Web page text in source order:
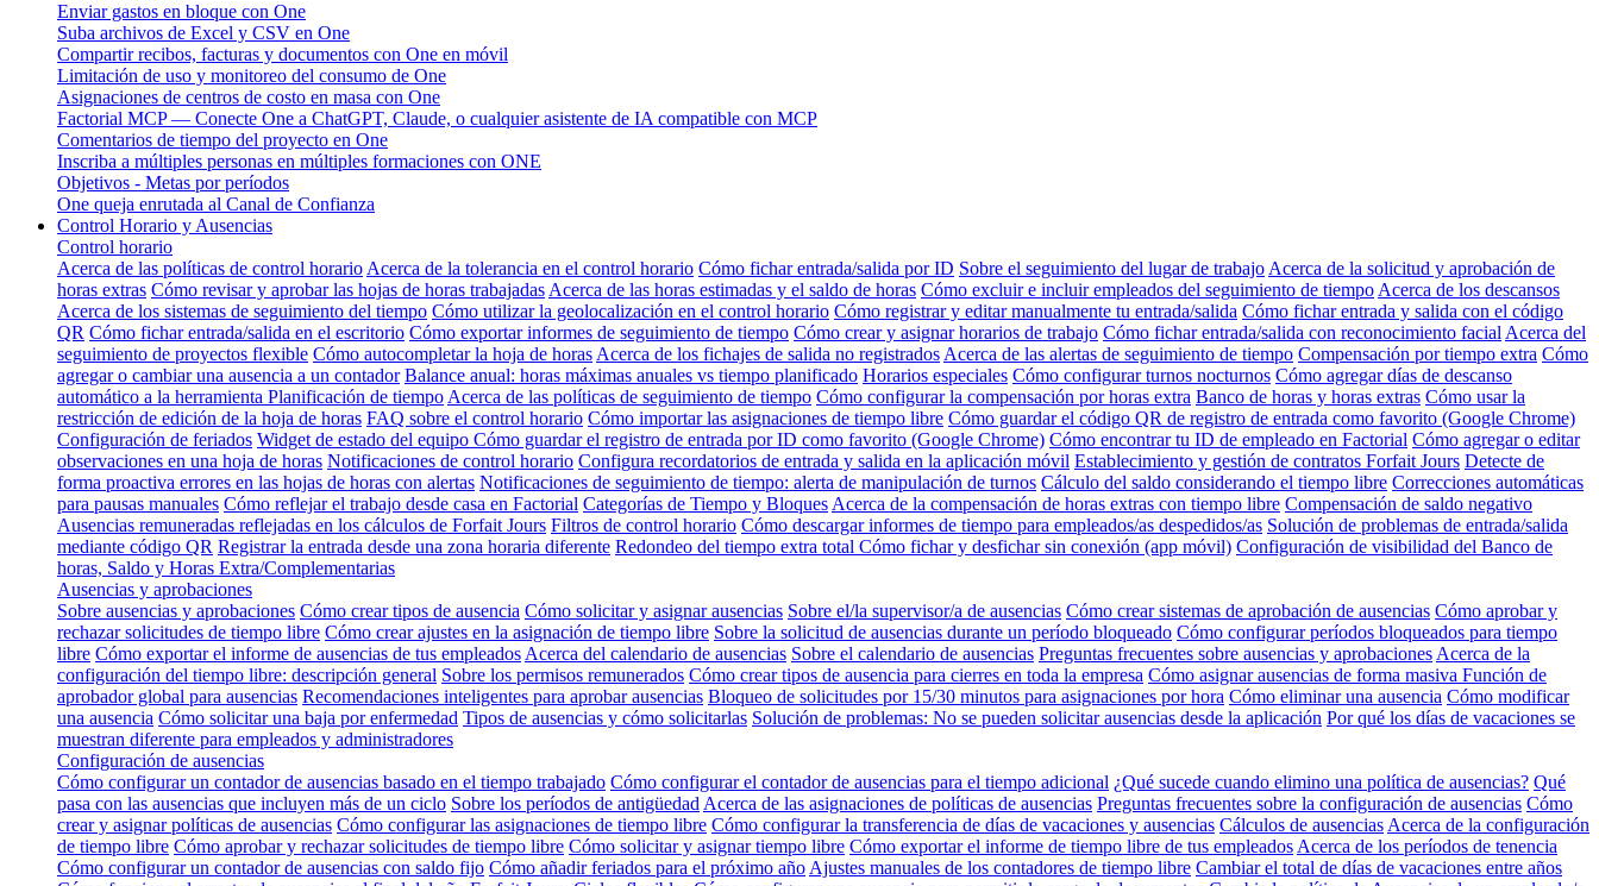
Enviar gastos en bloque con One
Suba archivos de Excel y CSV en One
Compartir recibos, facturas y documentos con One en móvil
Limitación de uso y monitoreo del consumo de One
Asignaciones de centros de costo en masa con One
Factorial MCP — Conecte One a ChatGPT, Claude, o cualquier asistente de IA compatible con MCP
Comentarios de tiempo del proyecto en One
Inscriba a múltiples personas en múltiples formaciones con ONE
Objetivos - Metas por períodos
One queja enrutada al Canal de Confianza
Control Horario y Ausencias
Control horario
Acerca de las políticas de control horario Acerca de la tolerancia en el control horario Cómo fichar entrada/salida por ID Sobre el seguimiento del lugar de trabajo Acerca de la solicitud y aprobación de
horas extras Cómo revisar y aprobar las hojas de horas trabajadas Acerca de las horas estimadas y el saldo de horas Cómo excluir e incluir empleados del seguimiento de tiempo Acerca de los descansos
Acerca de los sistemas de seguimiento del tiempo Cómo utilizar la geolocalización en el control horario Cómo registrar y editar manualmente tu entrada/salida Cómo fichar entrada y salida con el código
QR Cómo fichar entrada/salida en el escritorio Cómo exportar informes de seguimiento de tiempo Cómo crear y asignar horarios de trabajo Cómo fichar entrada/salida con reconocimiento facial Acerca del
seguimiento de proyectos flexible Cómo autocompletar la hoja de horas Acerca de los fichajes de salida no registrados Acerca de las alertas de seguimiento de tiempo Compensación por tiempo extra Cómo
agregar o cambiar una ausencia a un contador Balance anual: horas máximas anuales vs tiempo planificado Horarios especiales Cómo configurar turnos nocturnos Cómo agregar días de descanso
automático a la herramienta Planificación de tiempo Acerca de las políticas de seguimiento de tiempo Cómo configurar la compensación por horas extra Banco de horas y horas extras Cómo usar la
restricción de edición de la hoja de horas FAQ sobre el control horario Cómo importar las asignaciones de tiempo libre Cómo guardar el código QR de registro de entrada como favorito (Google Chrome)
Configuración de feriados Widget de estado del equipo Cómo guardar el registro de entrada por ID como favorito (Google Chrome) Cómo encontrar tu ID de empleado en Factorial Cómo agregar o editar
observaciones en una hoja de horas Notificaciones de control horario Configura recordatorios de entrada y salida en la aplicación móvil Establecimiento y gestión de contratos Forfait Jours Detecte de
forma proactiva errores en las hojas de horas con alertas Notificaciones de seguimiento de tiempo: alerta de manipulación de turnos Cálculo del saldo considerando el tiempo libre Correcciones automáticas
para pausas manuales Cómo reflejar el trabajo desde casa en Factorial Categorías de Tiempo y Bloques Acerca de la compensación de horas extras con tiempo libre Compensación de saldo negativo
Ausencias remuneradas reflejadas en los cálculos de Forfait Jours Filtros de control horario Cómo descargar informes de tiempo para empleados/as despedidos/as Solución de problemas de entrada/salida
mediante código QR Registrar la entrada desde una zona horaria diferente Redondeo del tiempo extra total Cómo fichar y desfichar sin conexión (app móvil) Configuración de visibilidad del Banco de
horas, Saldo y Horas Extra/Complementarias
Ausencias y aprobaciones
Sobre ausencias y aprobaciones Cómo crear tipos de ausencia Cómo solicitar y asignar ausencias Sobre el/la supervisor/a de ausencias Cómo crear sistemas de aprobación de ausencias Cómo aprobar y
rechazar solicitudes de tiempo libre Cómo crear ajustes en la asignación de tiempo libre Sobre la solicitud de ausencias durante un período bloqueado Cómo configurar períodos bloqueados para tiempo
libre Cómo exportar el informe de ausencias de tus empleados Acerca del calendario de ausencias Sobre el calendario de ausencias Preguntas frecuentes sobre ausencias y aprobaciones Acerca de la
configuración del tiempo libre: descripción general Sobre los permisos remunerados Cómo crear tipos de ausencia para cierres en toda la empresa Cómo asignar ausencias de forma masiva Función de
aprobador global para ausencias Recomendaciones inteligentes para aprobar ausencias Bloqueo de solicitudes por 15/30 minutos para asignaciones por hora Cómo eliminar una ausencia Cómo modificar
una ausencia Cómo solicitar una baja por enfermedad Tipos de ausencias y cómo solicitarlas Solución de problemas: No se pueden solicitar ausencias desde la aplicación Por qué los días de vacaciones se
muestran diferente para empleados y administradores
Configuración de ausencias
Cómo configurar un contador de ausencias basado en el tiempo trabajado Cómo configurar el contador de ausencias para el tiempo adicional ¿Qué sucede cuando elimino una política de ausencias? Qué
pasa con las ausencias que incluyen más de un ciclo Sobre los períodos de antigüedad Acerca de las asignaciones de políticas de ausencias Preguntas frecuentes sobre la configuración de ausencias Cómo
crear y asignar políticas de ausencias Cómo configurar las asignaciones de tiempo libre Cómo configurar la transferencia de días de vacaciones y ausencias Cálculos de ausencias Acerca de la configuración
de tiempo libre Cómo aprobar y rechazar solicitudes de tiempo libre Cómo solicitar y asignar tiempo libre Cómo exportar el informe de tiempo libre de tus empleados Acerca de los períodos de tenencia
Cómo configurar un contador de ausencias con saldo fijo Cómo añadir feriados para el próximo año Ajustes manuales de los contadores de tiempo libre Cambiar el total de días de vacaciones entre años